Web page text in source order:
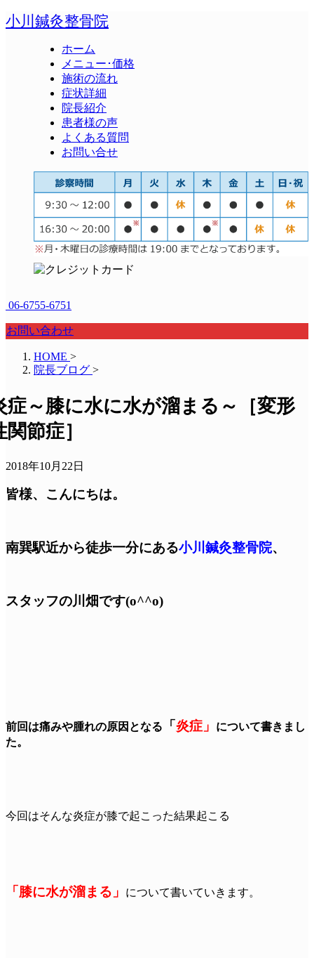
小川鍼灸整骨院
ホーム
メニュー･価格
施術の流れ
症状詳細
院長紹介
患者様の声
よくある質問
お問い合せ
06-6755-6751
お問い合わせ
HOME >
院長ブログ >
症～膝に水に水が溜まる～［変形
関節症］
2018年10月22日
皆様、こんにちは。
南巽駅近から徒歩一分にある小川鍼灸整骨院、
スタッフの川畑です(o^^o)
前回は痛みや腫れの原因となる 「 炎症」
について書きまし
た。
今回はそんな炎症が膝で起こった結果起こる
「膝に水が溜まる」 について書いていきます。